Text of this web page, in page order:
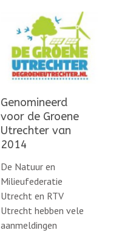
Genomineerd
voor de Groene
Utrechter van
2014
De Natuur en
Milieufederatie
Utrecht en RTV
Utrecht hebben vele
aanmeldingen